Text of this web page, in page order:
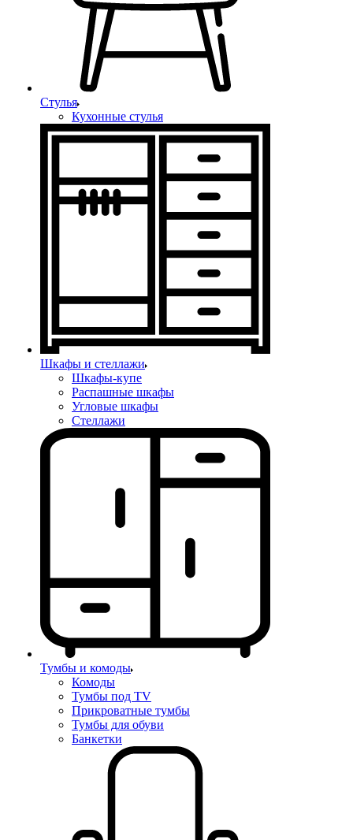
Стулья
Кухонные стулья
Шкафы и стеллажи
Шкафы-купе
Распашные шкафы
Угловые шкафы
Стеллажи
Тумбы и комоды
Комоды
Тумбы под TV
Прикроватные тумбы
Тумбы для обуви
Банкетки